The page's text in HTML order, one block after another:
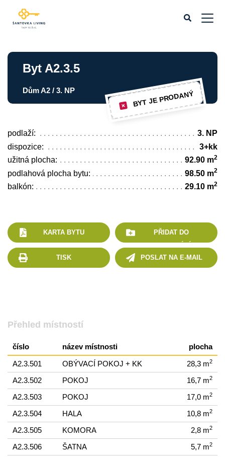
Byt A2.3.5
Dům A2 / 3. NP BYT JE PRODANÝ
podlaží:
3. NP
dispozice:
3+kk
užitná plocha:
92.90 m2
podlahová plocha bytu: 98.50 m2
balkón: 29.10 m2
KARTA BYTU
PŘIDAT DO
TISK
POSLAT NA E-MAIL
Přehled místností
číslo název místnosti plocha
A2.3.501 OBÝVACÍ POKOJ + KK 28,3 m2
A2.3.502 POKOJ 16,7 m2
A2.3.503 POKOJ 17,0 m2
A2.3.504 HALA 10,8 m2
A2.3.505 KOMORA 2,8 m2
A2.3.506 ŠATNA 5,7 m2